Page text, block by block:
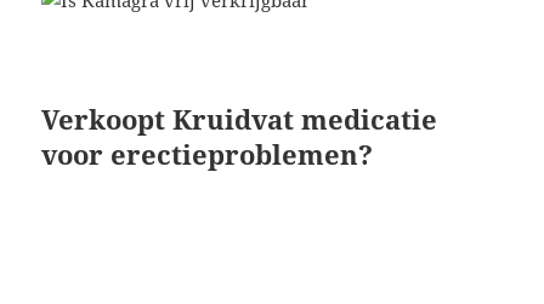
Verkoopt Kruidvat medicatie
voor erectieproblemen?